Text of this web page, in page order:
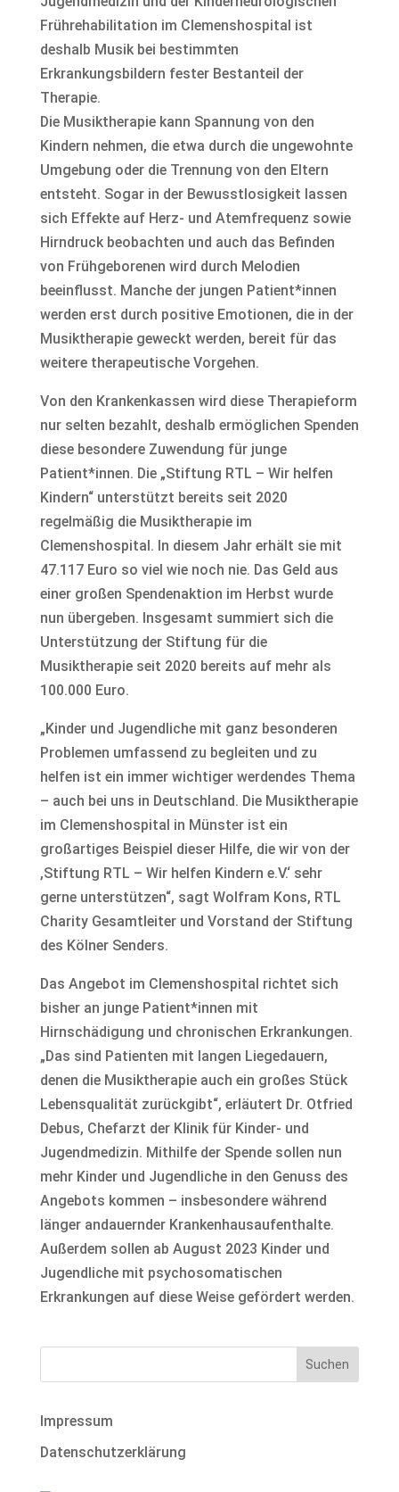
Frührehabilitation im Clemenshospital ist
deshalb Musik bei bestimmten
Erkrankungsbildern fester Bestanteil der
Therapie.
Die Musiktherapie kann Spannung von den
Kindern nehmen, die etwa durch die ungewohnte
Umgebung oder die Trennung von den Eltern
entsteht. Sogar in der Bewusstlosigkeit lassen
sich Effekte auf Herz- und Atemfrequenz sowie
Hirndruck beobachten und auch das Befinden
von Frühgeborenen wird durch Melodien
beeinflusst. Manche der jungen Patient*innen
werden erst durch positive Emotionen, die in der
Musiktherapie geweckt werden, bereit für das
weitere therapeutische Vorgehen.
Von den Krankenkassen wird diese Therapieform
nur selten bezahlt, deshalb ermöglichen Spenden
diese besondere Zuwendung für junge
Patient*innen. Die „Stiftung RTL – Wir helfen
Kindern“ unterstützt bereits seit 2020
regelmäßig die Musiktherapie im
Clemenshospital. In diesem Jahr erhält sie mit
47.117 Euro so viel wie noch nie. Das Geld aus
einer großen Spendenaktion im Herbst wurde
nun übergeben. Insgesamt summiert sich die
Unterstützung der Stiftung für die
Musiktherapie seit 2020 bereits auf mehr als
100.000 Euro.
„Kinder und Jugendliche mit ganz besonderen
Problemen umfassend zu begleiten und zu
helfen ist ein immer wichtiger werdendes Thema
– auch bei uns in Deutschland. Die Musiktherapie
im Clemenshospital in Münster ist ein
großartiges Beispiel dieser Hilfe, die wir von der
,Stiftung RTL – Wir helfen Kindern e.V.‘ sehr
gerne unterstützen“, sagt Wolfram Kons, RTL
Charity Gesamtleiter und Vorstand der Stiftung
des Kölner Senders.
Das Angebot im Clemenshospital richtet sich
bisher an junge Patient*innen mit
Hirnschädigung und chronischen Erkrankungen.
„Das sind Patienten mit langen Liegedauern,
denen die Musiktherapie auch ein großes Stück
Lebensqualität zurückgibt“, erläutert Dr. Otfried
Debus, Chefarzt der Klinik für Kinder- und
Jugendmedizin. Mithilfe der Spende sollen nun
mehr Kinder und Jugendliche in den Genuss des
Angebots kommen – insbesondere während
länger andauernder Krankenhausaufenthalte.
Außerdem sollen ab August 2023 Kinder und
Jugendliche mit psychosomatischen
Erkrankungen auf diese Weise gefördert werden.
Impressum
Datenschutzerklärung